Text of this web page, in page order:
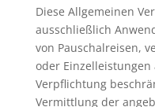
Diese Allgemeinen
ausschließlich
von Pauschalreisen,
oder
Verpflichtung
Vermittlung der